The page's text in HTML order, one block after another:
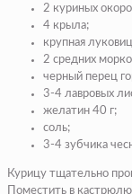
2 куриных
4 крыла;
крупная
2 средних
черный перец
3-4 лавровых
желатин 40 г;
соль;
3-4 зубчика
Курицу тщательно
Поместить в